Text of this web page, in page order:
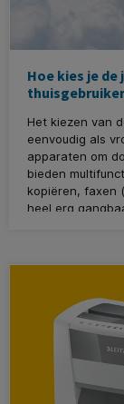
Hoe kies je
Het kiezen van
eenvoudig als
apparaten om
bieden
kopiëren, faxen
heel erg
deze blog op
thuisgebruik,
bedrijf of een